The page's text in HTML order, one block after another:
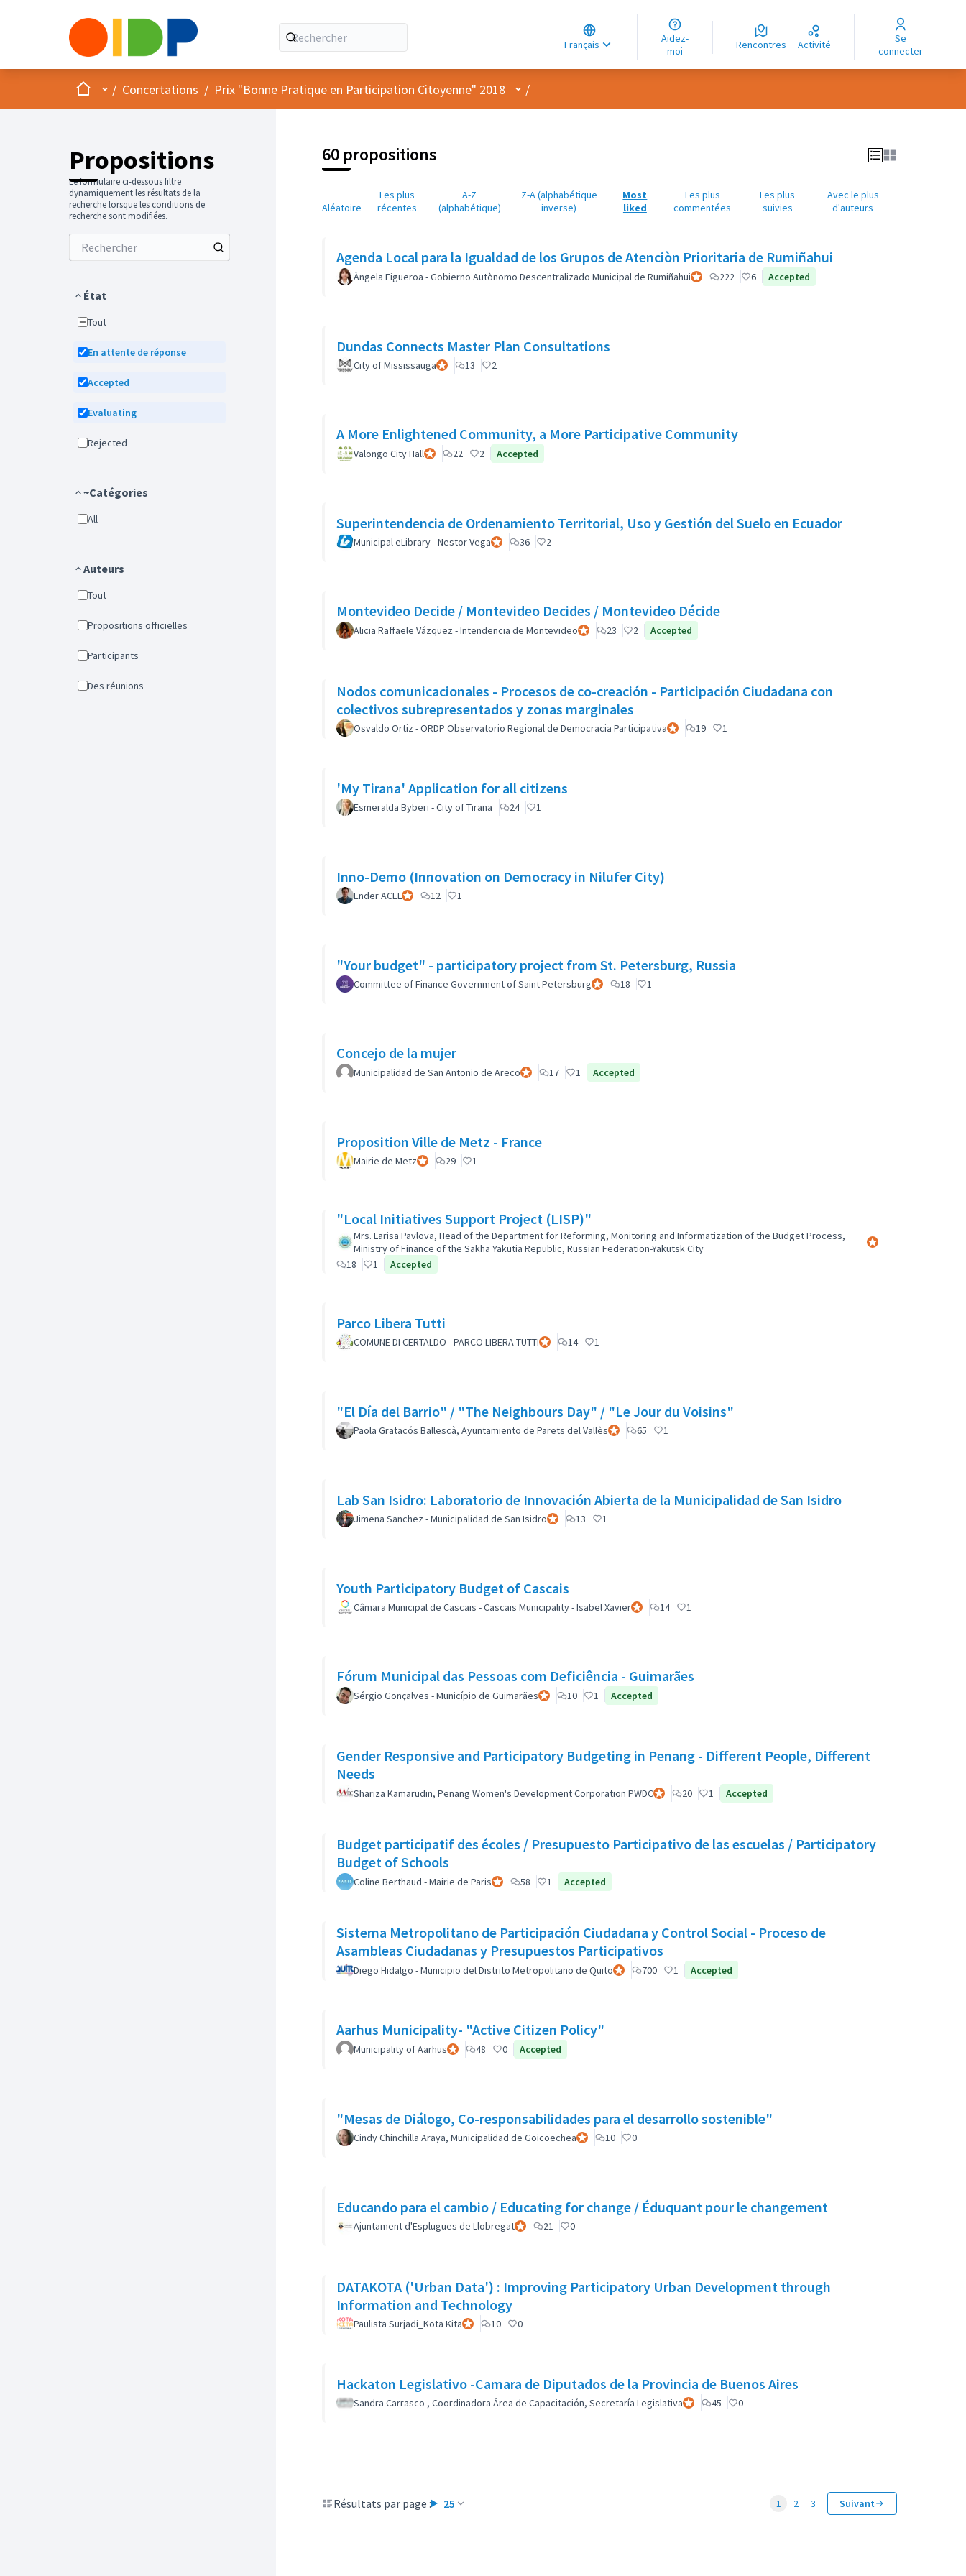
Français
Choose language
Choisir la langue
Elegir el idioma
Aidez-
moi
Rencontres Activité
Se
connecter
AccueilMenu principal
/ Concertations / Prix "Bonne Pratique en Participation Citoyenne" 2018 Menu utilisateur
/
Propositions
Le formulaire ci-dessous filtre
dynamiquement les résultats de la
recherche lorsque les conditions de
recherche sont modifiées.
État
Tout
En attente de réponse
Accepted
Evaluating
Rejected
~Catégories
All
Auteurs
Tout
Propositions officielles
Participants
Des réunions
60 propositions
Aléatoire
Les plus
récentes
A-Z
(alphabétique)
Z-A (alphabétique
inverse)
Most
liked
Les plus
commentées
Les plus
suivies
Avec le plus
d'auteurs
Agenda Local para la Igualdad de los Grupos de Atenciòn Prioritaria de Rumiñahui
Àngela Figueroa - Gobierno Autònomo Descentralizado Municipal de RumiñahuiParticipant officiel
222 6 Accepted
Dundas Connects Master Plan Consultations
City of MississaugaParticipant officiel
13 2
A More Enlightened Community, a More Participative Community
Valongo City HallParticipant officiel
22 2 Accepted
Superintendencia de Ordenamiento Territorial, Uso y Gestión del Suelo en Ecuador
Municipal eLibrary - Nestor VegaParticipant officiel
36 2
Montevideo Decide / Montevideo Decides / Montevideo Décide
Alicia Raffaele Vázquez - Intendencia de MontevideoParticipant officiel
23 2 Accepted
Nodos comunicacionales - Procesos de co-creación - Participación Ciudadana con
colectivos subrepresentados y zonas marginales
Osvaldo Ortiz - ORDP Observatorio Regional de Democracia ParticipativaParticipant officiel
19 1
'My Tirana' Application for all citizens
Esmeralda Byberi - City of Tirana 24 1
Inno-Demo (Innovation on Democracy in Nilufer City)
Ender ACELParticipant officiel
12 1
"Your budget" - participatory project from St. Petersburg, Russia
Committee of Finance Government of Saint PetersburgParticipant officiel
18 1
Concejo de la mujer
Municipalidad de San Antonio de ArecoParticipant officiel
17 1 Accepted
Proposition Ville de Metz - France
Mairie de MetzParticipant officiel
29 1
"Local Initiatives Support Project (LISP)"
Mrs. Larisa Pavlova, Head of the Department for Reforming, Monitoring and Informatization of the Budget Process,
Ministry of Finance of the Sakha Yakutia Republic, Russian Federation-Yakutsk City
Participant officiel
18
1 Accepted
Parco Libera Tutti
COMUNE DI CERTALDO - PARCO LIBERA TUTTIParticipant officiel
14 1
"El Día del Barrio" / "The Neighbours Day" / "Le Jour du Voisins"
Paola Gratacós Ballescà, Ayuntamiento de Parets del VallèsParticipant officiel
65 1
Lab San Isidro: Laboratorio de Innovación Abierta de la Municipalidad de San Isidro
Jimena Sanchez - Municipalidad de San IsidroParticipant officiel
13 1
Youth Participatory Budget of Cascais
Câmara Municipal de Cascais - Cascais Municipality - Isabel XavierParticipant officiel
14 1
Fórum Municipal das Pessoas com Deficiência - Guimarães
Sérgio Gonçalves - Município de GuimarãesParticipant officiel
10 1 Accepted
Gender Responsive and Participatory Budgeting in Penang - Different People, Different
Needs
Shariza Kamarudin, Penang Women's Development Corporation PWDCParticipant officiel
20 1 Accepted
Budget participatif des écoles / Presupuesto Participativo de las escuelas / Participatory
Budget of Schools
Coline Berthaud - Mairie de ParisParticipant officiel
58 1 Accepted
Sistema Metropolitano de Participación Ciudadana y Control Social - Proceso de
Asambleas Ciudadanas y Presupuestos Participativos
Diego Hidalgo - Municipio del Distrito Metropolitano de QuitoParticipant officiel
700 1 Accepted
Aarhus Municipality- "Active Citizen Policy"
Municipality of AarhusParticipant officiel
48 0 Accepted
"Mesas de Diálogo, Co-responsabilidades para el desarrollo sostenible"
Cindy Chinchilla Araya, Municipalidad de GoicoecheaParticipant officiel
10 0
Educando para el cambio / Educating for change / Éduquant pour le changement
Ajuntament d'Esplugues de LlobregatParticipant officiel
21 0
DATAKOTA ('Urban Data') : Improving Participatory Urban Development through
Information and Technology
Paulista Surjadi_Kota KitaParticipant officiel
10 0
Hackaton Legislativo -Camara de Diputados de la Provincia de Buenos Aires
Sandra Carrasco , Coordinadora Área de Capacitación, Secretaría LegislativaParticipant officiel
45 0
Résultats par page : 25 1 2 3 Suivant